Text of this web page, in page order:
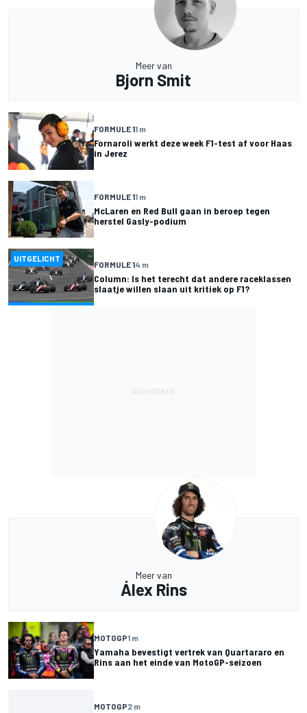
Meer van
Bjorn Smit
FORMULE 11 m
Fornaroli werkt deze week F1-test af voor Haas
in Jerez
FORMULE 11 m
McLaren en Red Bull gaan in beroep tegen
herstel Gasly-podium
UITGELICHT
FORMULE 14 m
Column: Is het terecht dat andere raceklassen
slaatje willen slaan uit kritiek op F1?
Meer van
Álex Rins
MOTOGP1 m
Yamaha bevestigt vertrek van Quartararo en
Rins aan het einde van MotoGP-seizoen
MOTOGP2 m